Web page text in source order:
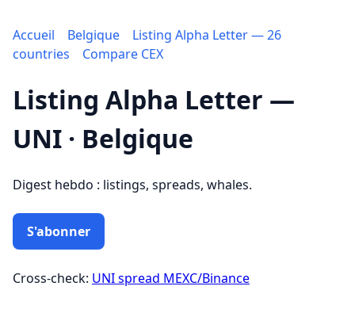
Accueil Belgique
Listing Alpha Letter — 26
countries
Compare CEX
Listing Alpha Letter —
UNI · Belgique
Digest hebdo : listings, spreads, whales.
S'abonner
Cross-check: UNI spread MEXC/Binance